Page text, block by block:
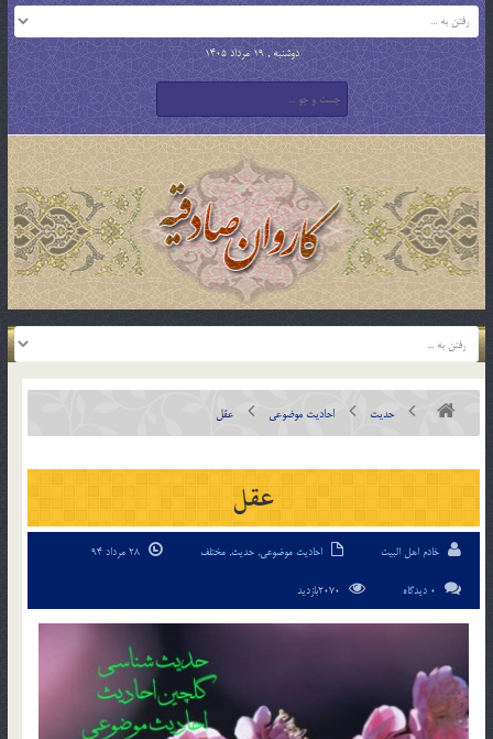
دوشنبه , 19 مرداد 1405
حدیث احادیث موضوعی عقل
عقل
خادم اهل البیت احادیث موضوعی, حدیث, مختلف
0 دیدگاه